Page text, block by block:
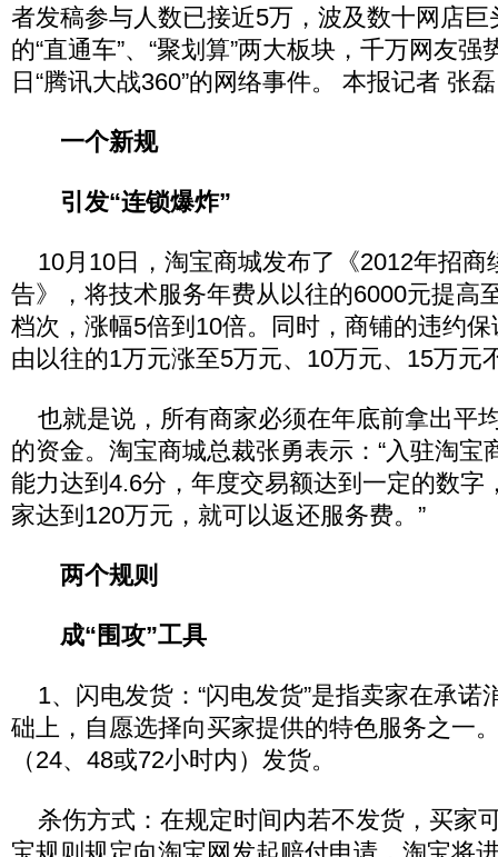
者发稿参与人数已接近5万，波及数十网店
的“直通车”、“聚划算”两大板块，千万网友
日“腾讯大战360”的网络事件。 本报记者 张磊
一个新规
引发“连锁爆炸”
10月10日，淘宝商城发布了《2012年招商
告》，将技术服务年费从以往的6000元提高
档次，涨幅5倍到10倍。同时，商铺的违约
由以往的1万元涨至5万元、10万元、15万元
也就是说，所有商家必须在年底前拿出平
的资金。淘宝商城总裁张勇表示：“入驻淘宝
能力达到4.6分，年度交易额达到一定的数字
家达到120万元，就可以返还服务费。”
两个规则
成“围攻”工具
1、闪电发货：“闪电发货”是指卖家在承诺
础上，自愿选择向买家提供的特色服务之一
（24、48或72小时内）发货。
杀伤方式：在规定时间内若不发货，买家